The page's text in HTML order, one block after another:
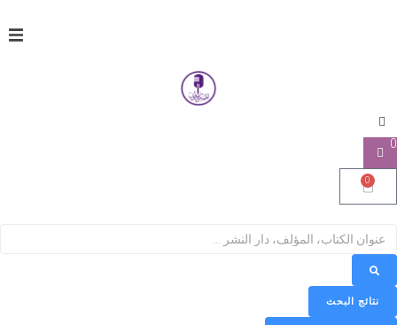
0
0
نتائج البحث